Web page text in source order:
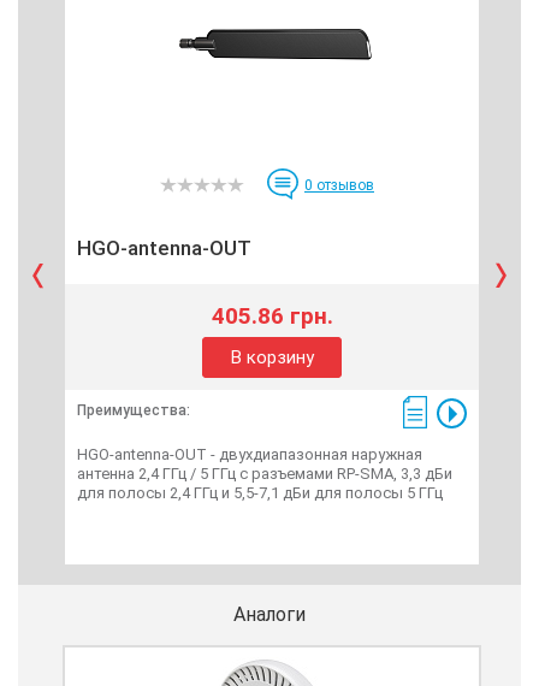
0 отзывов
HGO-antenna-OUT
405.86 грн.
В корзину
Преимущества:
HGO-antenna-OUT - двухдиапазонная наружная
антенна 2,4 ГГц / 5 ГГц с разъемами RP-SMA, 3,3 дБи
для полосы 2,4 ГГц и 5,5-7,1 дБи для полосы 5 ГГц
Аналоги